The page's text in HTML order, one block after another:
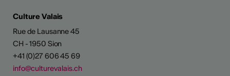
Culture Valais
Rue de Lausanne 45
CH - 1950 Sion
+41 (0)27 606 45 69
info@culturevalais.ch